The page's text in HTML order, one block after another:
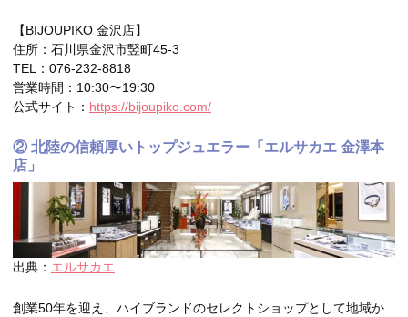
【BIJOUPIKO 金沢店】
住所：石川県金沢市竪町45-3
TEL：076-232-8818
営業時間：10:30〜19:30
公式サイト： https://bijoupiko.com/
② 北陸の信頼厚いトップジュエラー「エルサカエ 金澤本
店」
出典： エルサカエ
創業50年を迎え、ハイブランドのセレクトショップとして地域か